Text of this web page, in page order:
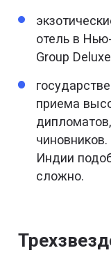
отель в
Group
приема
Индии
сложно.